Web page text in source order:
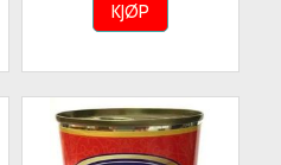
KJØP